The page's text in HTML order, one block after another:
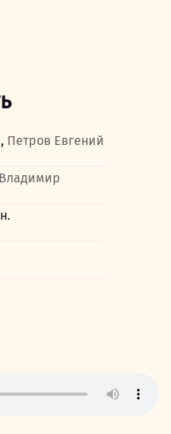
, Петров Евгений